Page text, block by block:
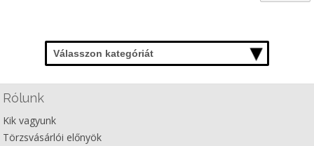
Válasszon kategóriát
Rólunk
Kik vagyunk
Törzsvásárlói előnyök